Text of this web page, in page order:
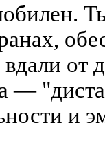
от
—
и